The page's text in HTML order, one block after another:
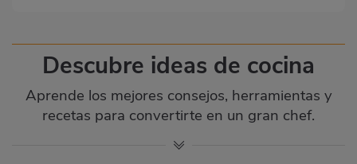
Descubre ideas de cocina
Aprende los mejores consejos, herramientas y
recetas para convertirte en un gran chef.